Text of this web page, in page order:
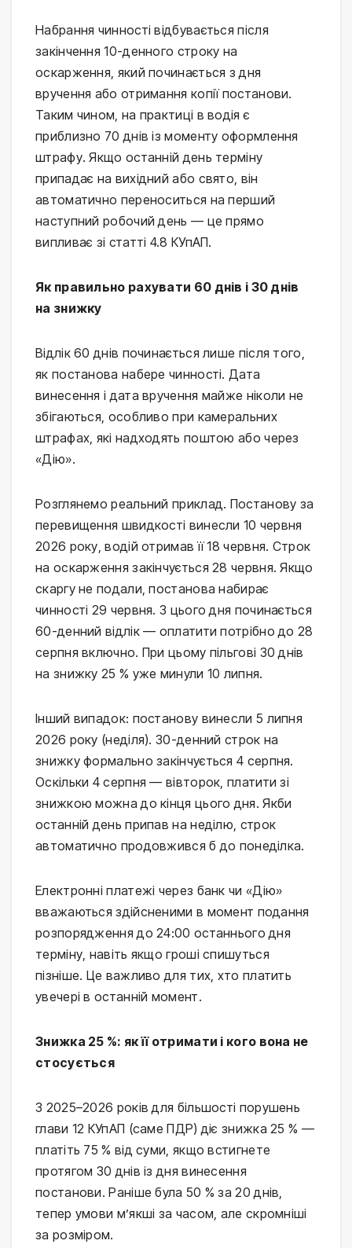
Набрання чинності відбувається після
закінчення 10-денного строку на
оскарження, який починається з дня
вручення або отримання копії постанови.
Таким чином, на практиці в водія є
приблизно 70 днів із моменту оформлення
штрафу. Якщо останній день терміну
припадає на вихідний або свято, він
автоматично переноситься на перший
наступний робочий день — це прямо
випливає зі статті 4.8 КУпАП.
Як правильно рахувати 60 днів і 30 днів
на знижку
Відлік 60 днів починається лише після того,
як постанова набере чинності. Дата
винесення і дата вручення майже ніколи не
збігаються, особливо при камеральних
штрафах, які надходять поштою або через
«Дію».
Розглянемо реальний приклад. Постанову за
перевищення швидкості винесли 10 червня
2026 року, водій отримав її 18 червня. Строк
на оскарження закінчується 28 червня. Якщо
скаргу не подали, постанова набирає
чинності 29 червня. З цього дня починається
60-денний відлік — оплатити потрібно до 28
серпня включно. При цьому пільгові 30 днів
на знижку 25 % уже минули 10 липня.
Інший випадок: постанову винесли 5 липня
2026 року (неділя). 30-денний строк на
знижку формально закінчується 4 серпня.
Оскільки 4 серпня — вівторок, платити зі
знижкою можна до кінця цього дня. Якби
останній день припав на неділю, строк
автоматично продовжився б до понеділка.
Електронні платежі через банк чи «Дію»
вважаються здійсненими в момент подання
розпорядження до 24:00 останнього дня
терміну, навіть якщо гроші спишуться
пізніше. Це важливо для тих, хто платить
увечері в останній момент.
Знижка 25 %: як її отримати і кого вона не
стосується
З 2025–2026 років для більшості порушень
глави 12 КУпАП (саме ПДР) діє знижка 25 % —
платіть 75 % від суми, якщо встигнете
протягом 30 днів із дня винесення
постанови. Раніше була 50 % за 20 днів,
тепер умови м’якші за часом, але скромніші
за розміром.